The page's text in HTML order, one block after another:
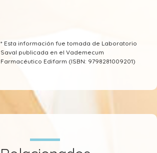
* Esta información fue tomada de Laboratorio
Saval publicada en el Vademecum
Farmacéutico Edifarm (ISBN: 9798281009201)